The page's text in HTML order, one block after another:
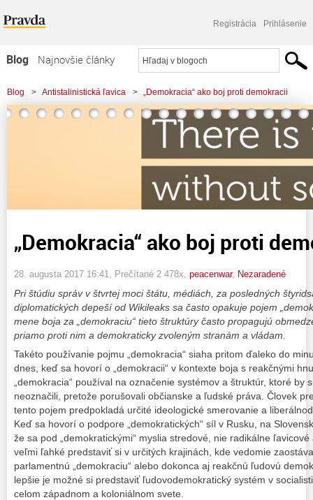
Registrácia Prihlásenie
Blog
Najnovšie články
Najčítanejšie články
Najkomentovanejšie články
Blog > Antistalinistická ľavica > „Demokracia“ ako boj proti demokracii
„Demokracia“ ako boj proti
28. augusta 2017 16:41 , Prečítané 2 478x, peacenwar, Nezaradené
Pri štúdiu správ v štvrtej moci štátu, médiách, za posledných
diplomatických depeší od Wikileaks sa často opakuje pojem
mene boja za „demokraciu“ tieto štruktúry často propagujú
priamo proti nim a demokraticky zvoleným stranám a vládam.
Takéto používanie pojmu „demokracia“ siaha pritom ďaleko do
dnes, keď sa hovorí o „demokracii“ v kontexte boja s reakčnými
„demokracia“ používal na označenie systémov a štruktúr, ktoré by
neoznačili, pretože porušovali občianske a ľudské práva. Človek
tento pojem predpokladá určité ideologické smerovanie a
Keď sa hovorí o podpore „demokratických“ síl v Rusku, na
že sa pod „demokratickými“ myslia stredové, nie radikálne
veľmi ľahké predstaviť si v určitých krajinách, kde vedomie
parlamentnú „demokraciu“ alebo dokonca aj reakčnú ľudovú
lepšie je možné si predstaviť ľudovodemokratický systém v
celom západnom a koloniálnom svete.